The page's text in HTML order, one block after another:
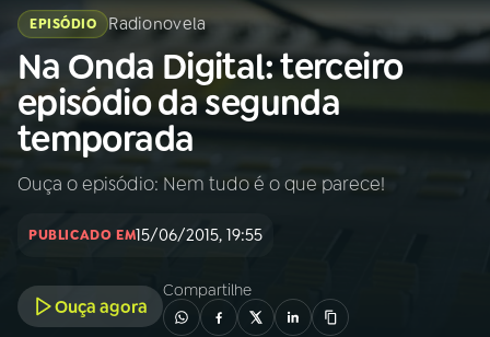
Buscar
na
Rádio
Nacional
Buscar
AO VIVO
02A RÁDIO
EPISÓDIO Radionovela
Na Onda Digital: terceiro
episódio da segunda
temporada
Ouça o episódio: Nem tudo é o que parece!
PUBLICADO EM15/06/2015, 19:55
Ouça agora
Compartilhe